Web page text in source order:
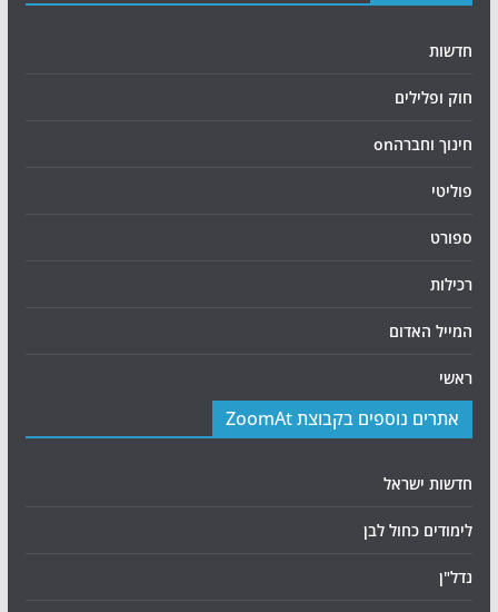
חדשות
חוק ופלילים
חינוך וחברהon
פוליטי
ספורט
רכילות
המייל האדום
ראשי
אתרים נוספים בקבוצת ZoomAt
חדשות ישראל
לימודים כחול לבן
נדל"ן